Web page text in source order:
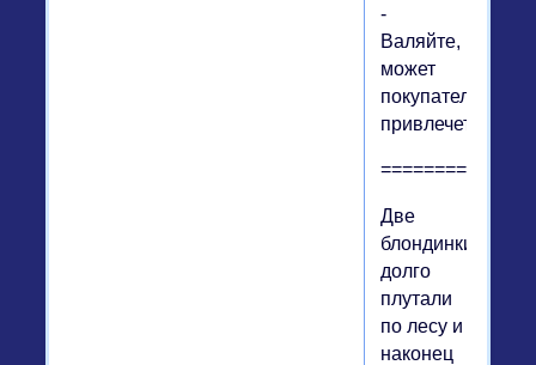
-
Валяйте,
может
покупателей
привлечет!
Две
блондинки
долго
плутали
по лесу и
наконец